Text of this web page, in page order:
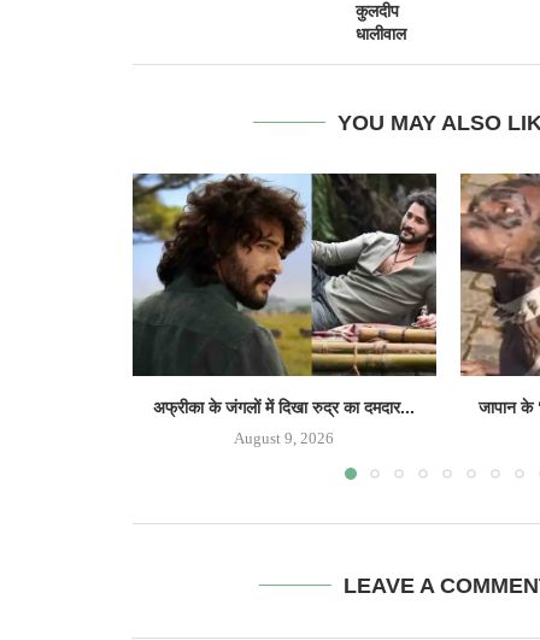
कुलदीप
धालीवाल
YOU MAY ALSO
अफ्रीका के जंगलों में दिखा रुद्र का दमदार...
August 9, 2026
जापान के
LEAVE A